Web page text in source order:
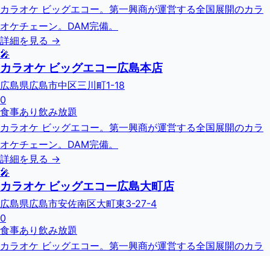
カラオケ ビッグエコー。第一興商が運営する全国展開のカラ
オケチェーン。DAM完備。
詳細を見る →
🎤
カラオケ ビッグエコー広島本店
広島県広島市中区三川町1-18
0
食事あり 飲み放題
カラオケ ビッグエコー。第一興商が運営する全国展開のカラ
オケチェーン。DAM完備。
詳細を見る →
🎤
カラオケ ビッグエコー広島大町店
広島県広島市安佐南区大町東3-27-4
0
食事あり 飲み放題
カラオケ ビッグエコー。第一興商が運営する全国展開のカラ